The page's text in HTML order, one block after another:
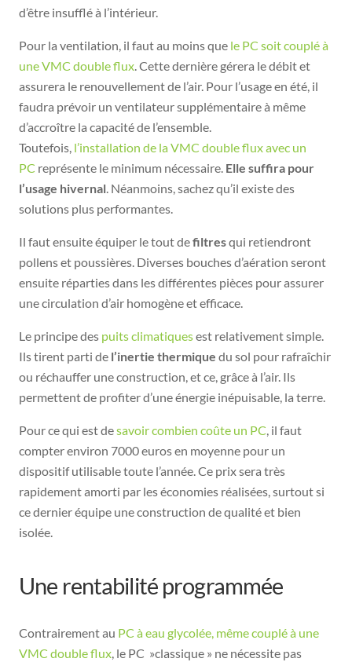
d’être insufflé à l’intérieur.
Pour la ventilation, il faut au moins que le PC soit couplé à
une VMC double flux. Cette dernière gérera le débit et
assurera le renouvellement de l’air. Pour l’usage en été, il
faudra prévoir un ventilateur supplémentaire à même
d’accroître la capacité de l’ensemble.
Toutefois, l’installation de la VMC double flux avec un
PC représente le minimum nécessaire. Elle suffira pour
l’usage hivernal. Néanmoins, sachez qu’il existe des
solutions plus performantes.
Il faut ensuite équiper le tout defiltresqui retiendront
pollens et poussières. Diverses bouches d’aération seront
ensuite réparties dans les différentes pièces pour assurer
une circulation d’air homogène et efficace.
Le principe des puits climatiquesest relativement simple.
Ils tirent parti de l’inertie thermique du sol pour rafraîchir
ou réchauffer une construction, et ce, grâce à l’air. Ils
permettent de profiter d’une énergie inépuisable, la terre.
Pour ce qui est desavoir combien coûte un PC, il faut
compter environ 7000 euros en moyenne pour un
dispositif utilisable toute l’année. Ce prix sera très
rapidement amorti par les économies réalisées, surtout si
ce dernier équipe une construction de qualité et bien
isolée.
Une rentabilité programmée
Contrairement au PC à eau glycolée, même couplé à une
VMC double flux, le PC »classique » ne nécessite pas